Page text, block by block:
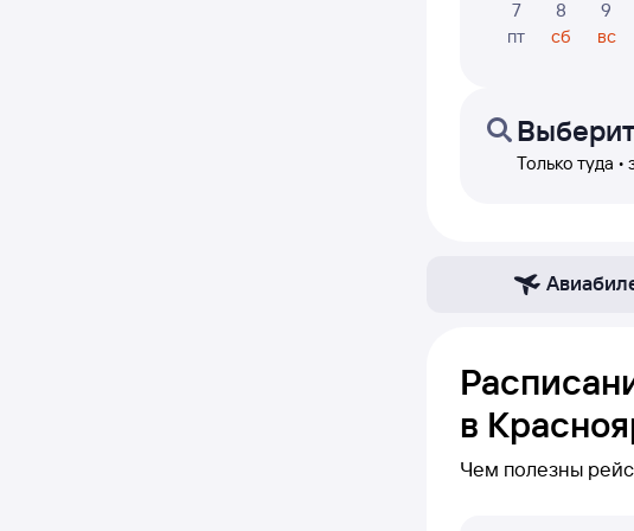
7
пт
8
сб
9
вс
Только туда •
в
Чем полезны